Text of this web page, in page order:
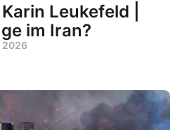
Leukefeld |
im Iran?
2026